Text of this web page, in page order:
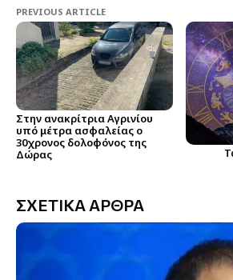
PREVIOUS ARTICLE
Στην ανακρίτρια Αγρινίου
υπό μέτρα ασφαλείας ο
30χρονος δολοφόνος της
Δώρας
ΣΧΕΤΙΚΑ ΑΡΘΡΑ